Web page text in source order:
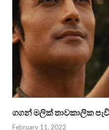
ගගන් මලික් තාවකාලික
February 11, 2022